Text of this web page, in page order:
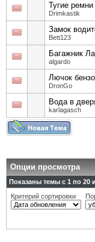
Тугие ремни
Drimkastik
Замок
Bett123
Багажник
algardo
Лючок
DronGo
Вода в
karlagasch
Опции просмотра
Показаны темы с 1 по 20
Критерий сортировки